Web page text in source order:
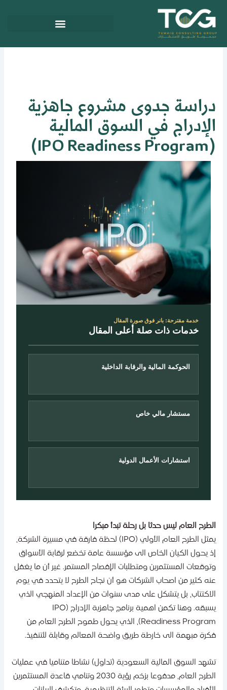
جدوى مشروع جاهزية
في السوق المالية
خدمة مقترحة: بانر فوق صورة المقال
خدمات ذات صلة أعلى المقال
الحوكمة المالية والرقابة الداخلية
مستشار مالي خاص
استشارات الأعمال الدولية
العام ليس حدثا بل رحلة تبدأ مبكرا
يمثل الطرح العام الأولي (IPO) لحظة فارقة في مسيرة الشركة،
يحول الكيان الخاص الى مؤسسة عامة تخضع لرقابة الأسواق
المستثمرين ومتطلبات الإفصاح المستمر. غير أن ما يغفل
كثير من اصحاب الشركات هو أن نجاح الطرح لا يتحدد في يوم
بل يتشكل على مدى سنوات من الإعداد المنهجي الذي
يسبقه. وهنا تكمن اهمية برنامج جاهزية الإدراج (IPO
Readiness Program)، الذي يحول طموح الطرح العام من
مبهمة الى خارطة طريق واضحة المعالم وقابلة للتنفيذ.
السوق المالية السعودية (تداول) نشاطا متناميا في عمليات
الطرح العام، مدفوعا بزخم رؤية 2030 وتنامي قاعدة المستثمرين